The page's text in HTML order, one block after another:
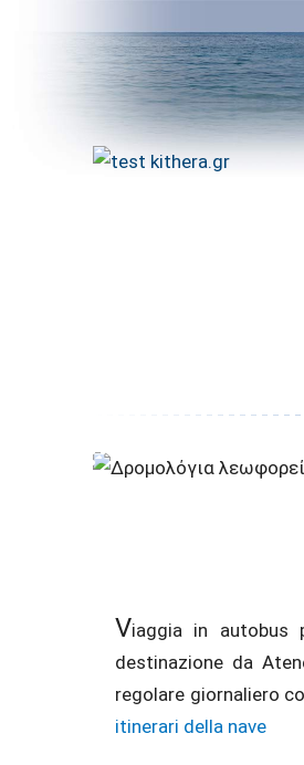
Viaggia in autobus
destinazione da
regolare giornaliero
itinerari della nave